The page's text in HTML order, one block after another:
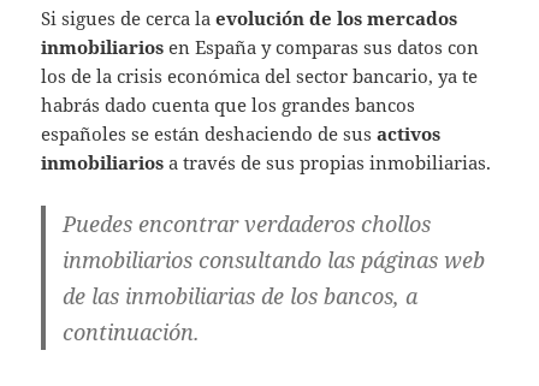
Si sigues de cerca laevolución de los mercados
inmobiliarios en España y comparas sus datos con
los de la crisis económica del sector bancario, ya te
habrás dado cuenta que los grandes bancos
españoles se están deshaciendo de susactivos
inmobiliarios a través de sus propias inmobiliarias.
Puedes encontrar verdaderoschollos
inmobiliarios consultando las páginas web
de las inmobiliarias de los bancos, a
continuación.